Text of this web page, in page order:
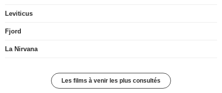
Leviticus
Fjord
La Nirvana
Les films à venir les plus consultés